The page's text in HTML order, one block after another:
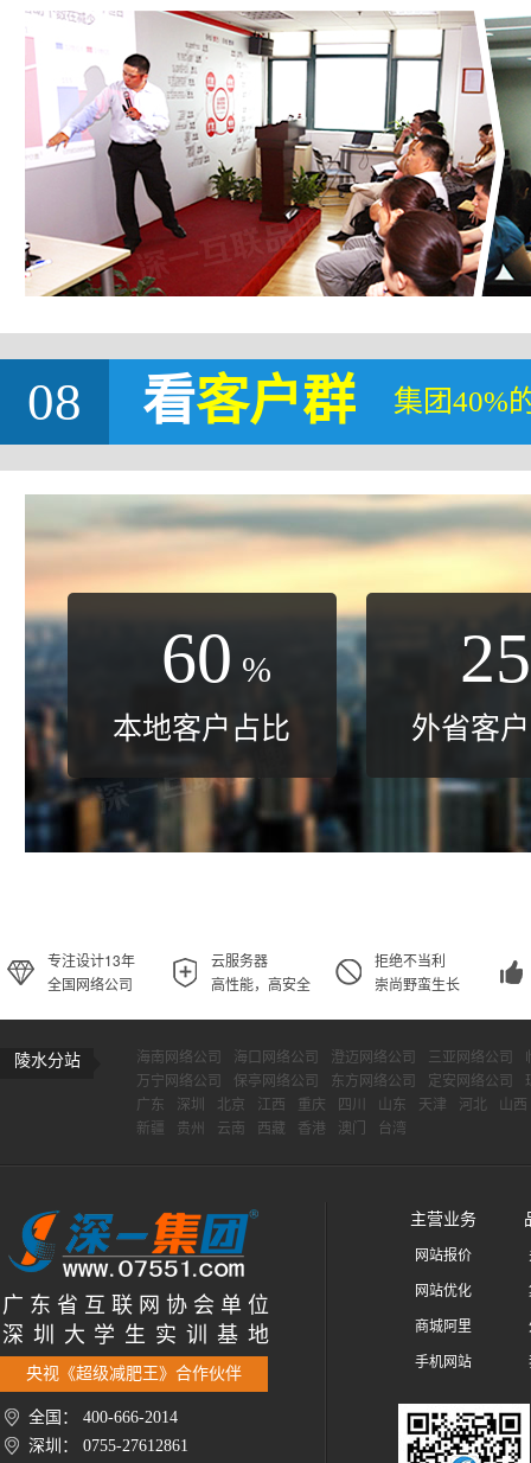
08 看客户群 集团40%
60 %
本地客户占比
25
外省客
专注设计13年
全国网络公司
云服务器
高性能，高安全
拒绝不当利
崇尚野蛮生长
陵水分站 海南网络公司 海口网络公司 澄迈网络公司 三亚网络公司
万宁网络公司
保亭网络公司 东方网络公司 定安网络公司
广东
深圳 北京 江西 重庆 四川 山东 天津 河北
山西
新疆
贵州 云南 西藏 香港 澳门 台湾
广 东 省 互 联 网 协 会 单 位
深 圳 大 学 生 实 训 基 地
央视《超级减肥王》合作伙伴
全国： 400-666-2014
深圳： 0755-27612861
主营业务
网站报价
网站优化
商城阿里
手机网站